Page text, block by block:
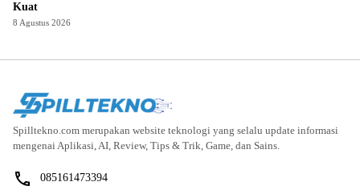
Kuat
8 Agustus 2026
Spilltekno.com merupakan website teknologi yang selalu update informasi
mengenai Aplikasi, AI, Review, Tips & Trik, Game, dan Sains.
085161473394